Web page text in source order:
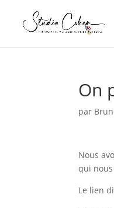
On
par
Nous
qui
Le lien